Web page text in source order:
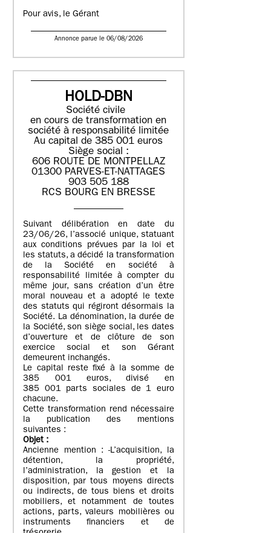
Pour avis, le Gérant
Annonce parue le 06/08/2026
HOLD-DBN
Société civile
en cours de transformation en
société à responsabilité limitée
Au capital de 385 001 euros
Siège social :
606 ROUTE DE MONTPELLAZ
01300 PARVES-ET-NATTAGES
903 505 188
RCS BOURG EN BRESSE
Suivant délibération en date du
23/06/26, l’associé unique, statuant
aux conditions prévues par la loi et
les statuts, a décidé la transformation
de la Société en société à
responsabilité limitée à compter du
même jour, sans création d’un être
moral nouveau et a adopté le texte
des statuts qui régiront désormais la
Société. La dénomination, la durée de
la Société, son siège social, les dates
d’ouverture et de clôture de son
exercice social et son Gérant
demeurent inchangés.
Le capital reste fixé à la somme de
385 001 euros, divisé en
385 001 parts sociales de 1 euro
chacune.
Cette transformation rend nécessaire
la publication des mentions
suivantes :
Objet :
Ancienne mention : -L’acquisition, la
détention, la propriété,
l’administration, la gestion et la
disposition, par tous moyens directs
ou indirects, de tous biens et droits
mobiliers, et notamment de toutes
actions, parts, valeurs mobilières ou
instruments financiers et de